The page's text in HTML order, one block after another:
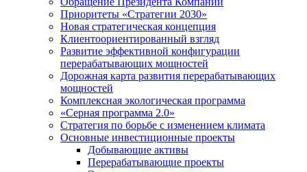
Приоритеты «Стратегии 2030»
Новая стратегическая концепция
Клиентоориентированный взгляд
Развитие эффективной конфигурации
перерабатывающих мощностей
Дорожная карта развития перерабатывающих
мощностей
Комплексная экологическая программа
«Серная программа 2.0»
Стратегия по борьбе с изменением климата
Основные инвестиционные проекты
Добывающие активы
Перерабатывающие проекты